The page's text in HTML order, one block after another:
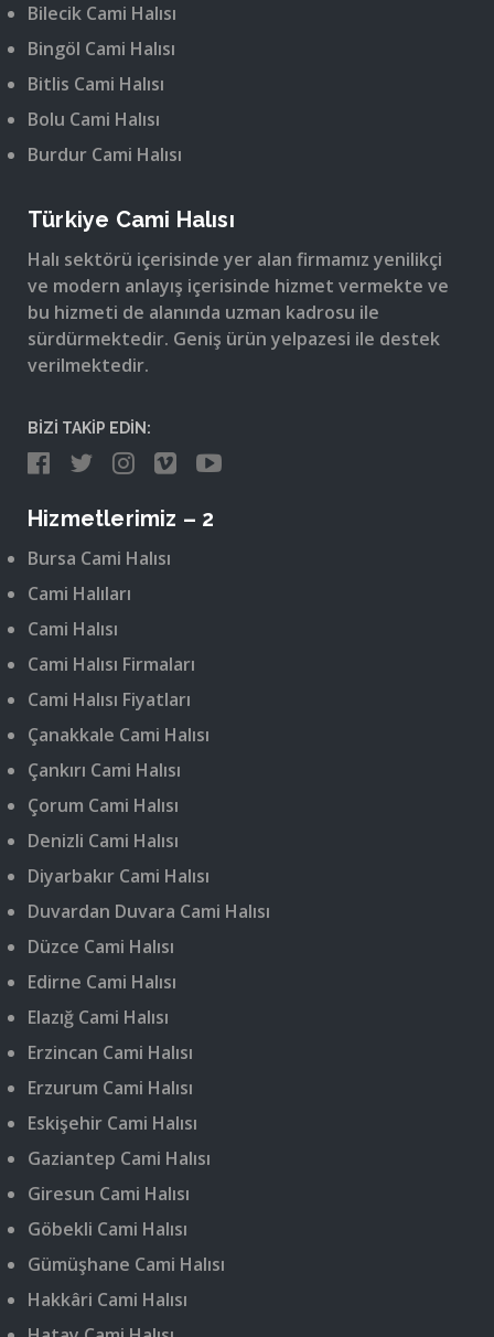
Bilecik Cami Halısı
Bingöl Cami Halısı
Bitlis Cami Halısı
Bolu Cami Halısı
Burdur Cami Halısı
Türkiye Cami Halısı
Halı sektörü içerisinde yer alan firmamız yenilikçi
ve modern anlayış içerisinde hizmet vermekte ve
bu hizmeti de alanında uzman kadrosu ile
sürdürmektedir. Geniş ürün yelpazesi ile destek
verilmektedir.
BİZİ TAKİP EDİN:
Hizmetlerimiz – 2
Bursa Cami Halısı
Cami Halıları
Cami Halısı
Cami Halısı Firmaları
Cami Halısı Fiyatları
Çanakkale Cami Halısı
Çankırı Cami Halısı
Çorum Cami Halısı
Denizli Cami Halısı
Diyarbakır Cami Halısı
Duvardan Duvara Cami Halısı
Düzce Cami Halısı
Edirne Cami Halısı
Elazığ Cami Halısı
Erzincan Cami Halısı
Erzurum Cami Halısı
Eskişehir Cami Halısı
Gaziantep Cami Halısı
Giresun Cami Halısı
Göbekli Cami Halısı
Gümüşhane Cami Halısı
Hakkâri Cami Halısı